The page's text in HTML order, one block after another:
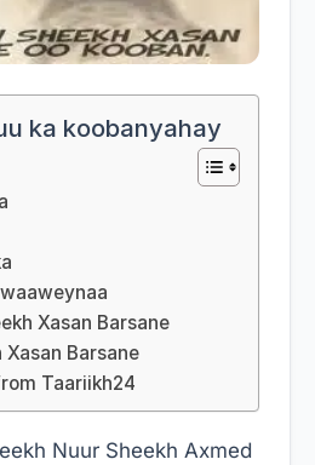
ka koobanyahay
Xasan Barsane
Barsane
Taariikh24
Nuur Sheekh Axmed